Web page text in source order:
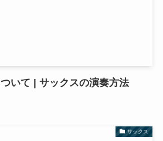
いて | サックスの演奏方法
サックス